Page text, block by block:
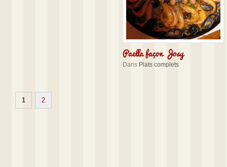
Paella façon Josy
Dans Plats complets
1 2